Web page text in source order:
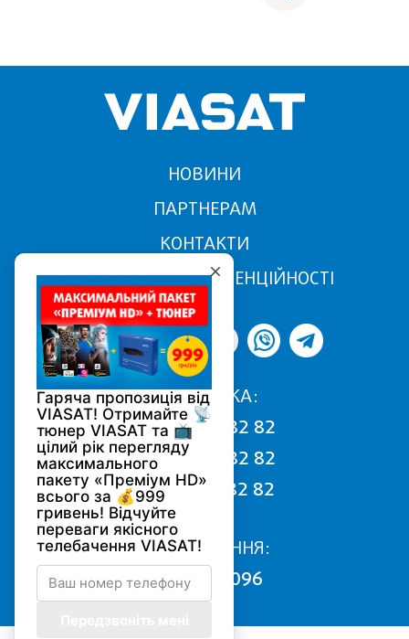
НОВИНИ
ПАРТНЕРАМ
КОНТАКТИ
ПОЛІТИКА КОНФІДЕНЦІЙНОСТІ
ПІДТРИМКА:
068 170 82 82
050 170 82 82
093 170 82 82
ПІДКЛЮЧЕННЯ:
0800 502 096